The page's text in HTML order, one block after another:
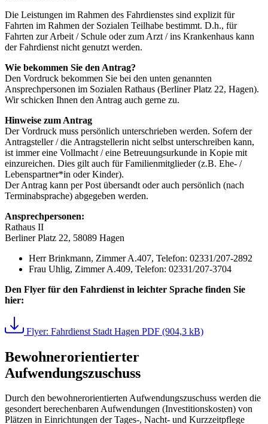
Die Leistungen im Rahmen des Fahrdienstes sind explizit für
Fahrten im Rahmen der Sozialen Teilhabe bestimmt. D.h., für
Fahrten zur Arbeit / Schule oder zum Arzt / ins Krankenhaus kann
der Fahrdienst nicht genutzt werden.
Wie bekommen Sie den Antrag?
Den Vordruck bekommen Sie bei den unten genannten
Ansprechpersonen im Sozialen Rathaus (Berliner Platz 22, Hagen).
Wir schicken Ihnen den Antrag auch gerne zu.
Hinweise zum Antrag
Der Vordruck muss persönlich unterschrieben werden. Sofern der
Antragsteller / die Antragstellerin nicht selbst unterschreiben kann,
ist immer eine Vollmacht / eine Betreuungsurkunde in Kopie mit
einzureichen. Dies gilt auch für Familienmitglieder (z.B. Ehe- /
Lebenspartner*in oder Kinder).
Der Antrag kann per Post übersandt oder auch persönlich (nach
Terminabsprache) abgegeben werden.
Ansprechpersonen:
Rathaus II
Berliner Platz 22, 58089 Hagen
Herr Brinkmann, Zimmer A.407, Telefon: 02331/207-2892
Frau Uhlig, Zimmer A.409, Telefon: 02331/207-3704
Den Flyer für den Fahrdienst in leichter Sprache finden Sie
hier:
Flyer: Fahrdienst Stadt Hagen PDF (904,3 kB)
Bewohnerorientierter
Aufwendungszuschuss
Durch den bewohnerorientierten Aufwendungszuschuss werden die
gesondert berechenbaren Aufwendungen (Investitionskosten) von
Plätzen in Einrichtungen der Tages-, Nacht- und Kurzzeitpflege